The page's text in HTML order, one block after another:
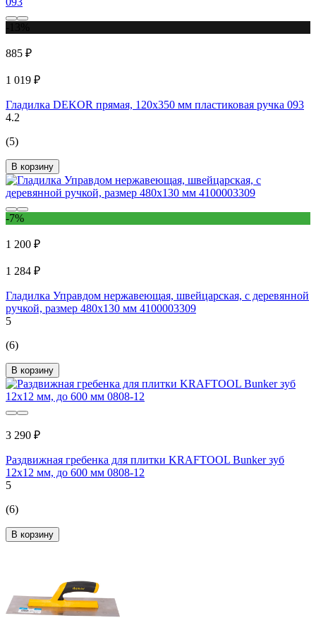
885 ₽
1 019 ₽
Гладилка DEKOR прямая, 120х350 мм пластиковая ручка 093
4.2
(5)
В корзину
-7%
1 200 ₽
1 284 ₽
Гладилка Управдом нержавеющая, швейцарская, с деревянной
ручкой, размер 480х130 мм 4100003309
5
(6)
В корзину
3 290 ₽
Раздвижная гребенка для плитки KRAFTOOL Bunker зуб
12x12 мм, до 600 мм 0808-12
5
(6)
В корзину